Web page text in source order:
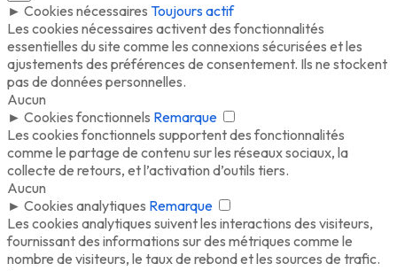
► Cookies nécessaires Toujours actif
Les cookies nécessaires activent des fonctionnalités
essentielles du site comme les connexions sécurisées et les
ajustements des préférences de consentement. Ils ne stockent
pas de données personnelles.
Aucun
► Cookies fonctionnels Remarque
Les cookies fonctionnels supportent des fonctionnalités
comme le partage de contenu sur les réseaux sociaux, la
collecte de retours, et l’activation d’outils tiers.
Aucun
► Cookies analytiques Remarque
Les cookies analytiques suivent les interactions des visiteurs,
fournissant des informations sur des métriques comme le
nombre de visiteurs, le taux de rebond et les sources de trafic.